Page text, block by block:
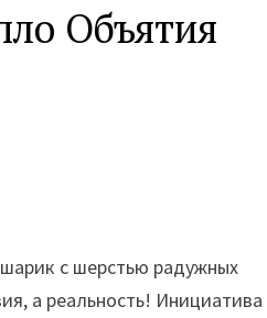
Объятия
с шерстью радужных
а реальность! Инициатива